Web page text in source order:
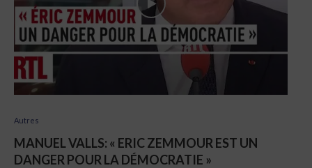
Autres
MANUEL VALLS: « ERIC ZEMMOUR EST UN
DANGER POUR LA DÉMOCRATIE »